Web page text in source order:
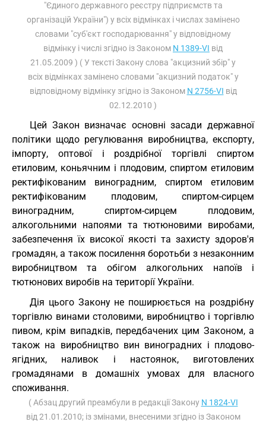
"Єдиного державного реєстру підприємств та
організацій України") у всіх відмінках і числах замінено
словами "суб'єкт господарювання" у відповідному
відмінку і числі згідно із Законом N 1389-VI від
21.05.2009 ) ( У тексті Закону слова "акцизний збір" у
всіх відмінках замінено словами "акцизний податок" у
відповідному відмінку згідно із Законом N 2756-VI від
02.12.2010 )
Цей Закон визначає основні засади державної
політики щодо регулювання виробництва, експорту,
імпорту, оптової і роздрібної торгівлі спиртом
етиловим, коньячним і плодовим, спиртом етиловим
ректифікованим виноградним, спиртом етиловим
ректифікованим плодовим, спиртом-сирцем
виноградним, спиртом-сирцем плодовим,
алкогольними напоями та тютюновими виробами,
забезпечення їх високої якості та захисту здоров'я
громадян, а також посилення боротьби з незаконним
виробництвом та обігом алкогольних напоїв і
тютюнових виробів на території України.
Дія цього Закону не поширюється на роздрібну
торгівлю винами столовими, виробництво і торгівлю
пивом, крім випадків, передбачених цим Законом, а
також на виробництво вин виноградних і плодово-
ягідних, наливок і настоянок, виготовлених
громадянами в домашніх умовах для власного
споживання.
( Абзац другий преамбули в редакції Закону N 1824-VI
від 21.01.2010; із змінами, внесеними згідно із Законом